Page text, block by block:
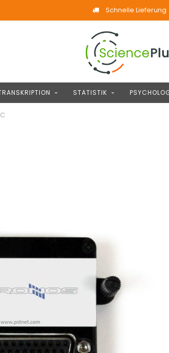
Schnelle Lieferung
STATISTIK